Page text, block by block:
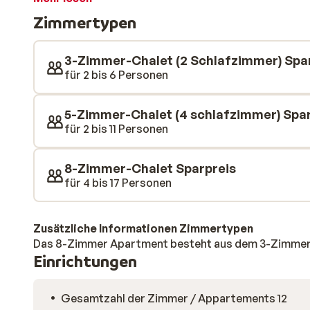
und eignen sich gut für eine Gruppe Freunde oder
bis 17 Personen. Der lebhafte Dorfkern von La
Abends sind Sie im Nu in einem der netten
Entspannung gefällig? Für etwas Wellness können
(ca. drei Minuten Fußweg) besuchen. Wenn Sie
Freunden oder Ihrer Familie verbringen möchten,
Zimmertypen
3-Zimmer-Chalet (2 Schlafzimmer)
für 2 bis 6 Personen
5-Zimmer-Chalet (4 schlafzimmer)
für 2 bis 11 Personen
8-Zimmer-Chalet Sparpreis
für 4 bis 17 Personen
Zusätzliche Informationen Zimmertypen
Das 8-Zimmer Apartment besteht aus dem 3-
Einrichtungen
Gesamtzahl der Zimmer / Appartements 12